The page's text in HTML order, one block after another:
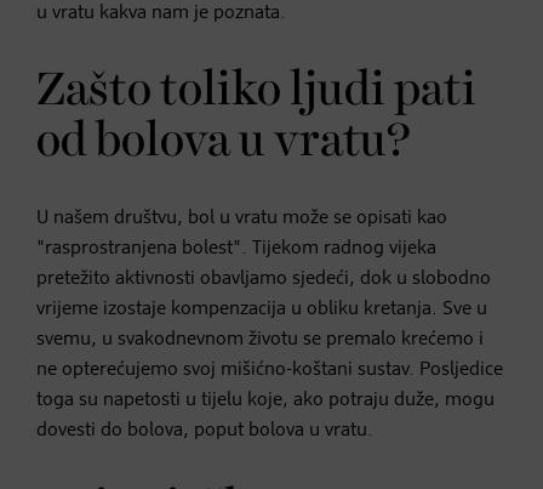
u vratu kakva nam je poznata.
Zašto toliko ljudi pati
od bolova u vratu?
U našem društvu, bol u vratu može se opisati kao
"rasprostranjena bolest". Tijekom radnog vijeka
pretežito aktivnosti obavljamo sjedeći, dok u slobodno
vrijeme izostaje kompenzacija u obliku kretanja. Sve u
svemu, u svakodnevnom životu se premalo krećemo i
ne opterećujemo svoj mišićno-koštani sustav. Posljedice
toga su napetosti u tijelu koje, ako potraju duže, mogu
dovesti do bolova, poput bolova u vratu.